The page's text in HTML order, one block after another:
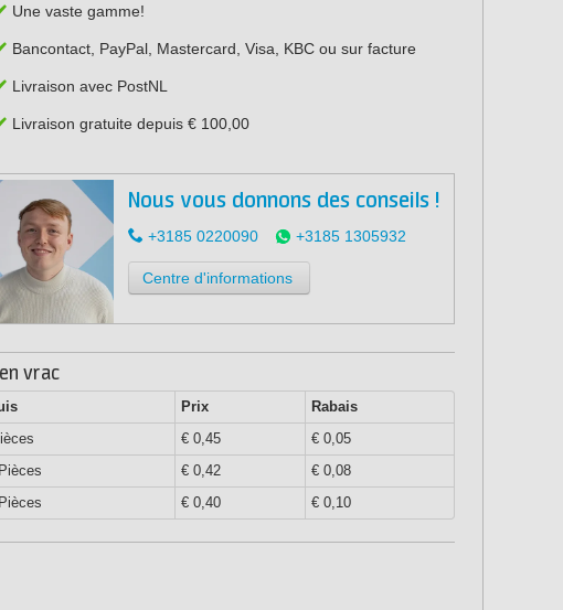
Une vaste gamme!
Bancontact, PayPal, Mastercard, Visa, KBC ou sur facture
Livraison avec PostNL
Livraison gratuite depuis € 100,00
Nous vous donnons des conseils !
+3185 0220090 +3185 1305932
Centre d'informations
vrac
Prix
Rabais
€ 0,45
€ 0,05
€ 0,42
€ 0,08
€ 0,40 € 0,10